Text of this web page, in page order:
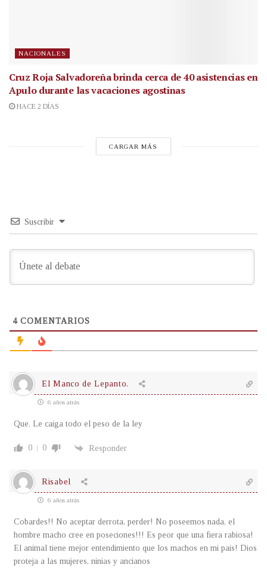
NACIONALES
Cruz Roja Salvadoreña brinda cerca de 40 asistencias en
Apulo durante las vacaciones agostinas
HACE 2 DÍAS
CARGAR MÁS
Suscribir
4COMENTARIOS
El Manco de Lepanto.
6 años atrás
Que. Le caiga todo el peso de la ley
0 0 Responder
Risabel
6 años atrás
Cobardes!! No aceptar derrota, perder! No poseemos nada, el
hombre macho cree en poseciones!!! Es peor que una fiera rabiosa!
El animal tiene mejor entendimiento que los machos en mi pais! Dios
proteja a las mujeres, ninias y ancianos